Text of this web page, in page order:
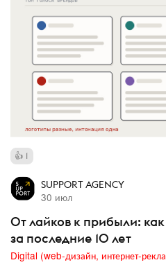
1
SUPPORT AGENCY
30 июл
От лайков к прибыли:
за последние 10 лет